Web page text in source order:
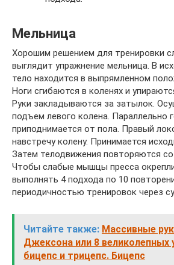
Мельница
Хорошим решением для тренировки
выглядит упражнение мельница. В
тело находится в выпрямленном
Ноги сгибаются в коленях и
Руки закладываются за затылок.
подъем левого колена. Параллельно
приподнимается от пола. Правый
навстречу колену. Принимается
Затем телодвижения повторяются со
Чтобы слабые мышцы пресса
выполнять 4 подхода по 10
периодичностью тренировок через
Читайте также: Массивные
Джексона или 8 великолепных
бицепс и трицепс. Бицепс